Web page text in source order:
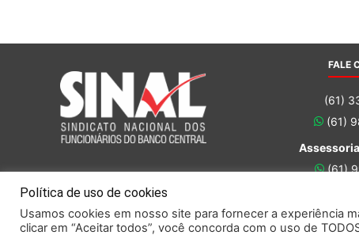
FALE
(61)
(61)
(61)
Política de uso de cookies
Usamos cookies em nosso site para fornecer a experiência
clicar em “Aceitar todos”, você concorda com o uso de